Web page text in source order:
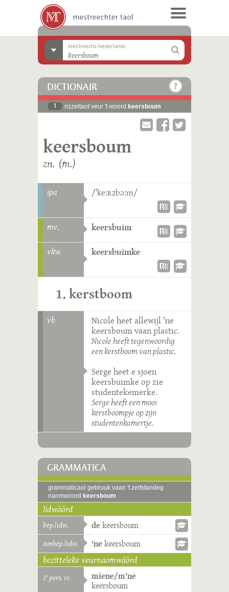
Mestreechs-Nederlands
DICTIONAIR
1 rizzeltaot veur 't woord keersboum
keersboum
zn. (m.)
ipa /ˈkeːʀzbɔːm/
mv.
keersbuim
vkw.
keersbuimke
1. kerstboom
vb
Nicole heet allewijl 'ne
keersboum vaan plastic.
Nicole heeft tegenwoordig
een kerstboom van plastic.
Serge heet e sjoen
keersbuimke op zie
studentekemerke.
Serge heeft een mooi
kerstboompje op zijn
studentenkamertje.
GRAMMATICA
grammaticaol gebruuk vaan 't zelfstandeg
naomwoord keersboum
lidwäörd
bep.lidw. de keersboum
oonbep.lidw. 'ne keersboum
bezitteleke veurnaomwäörd
1e pers. iv.
miene/m'ne
keersboum